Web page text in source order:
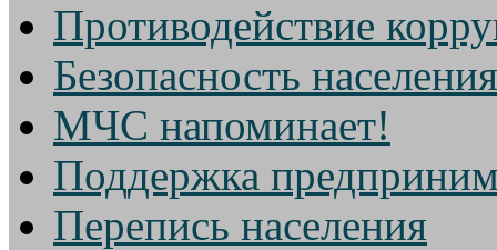
Противодействие
Безопасность населения
МЧС напоминает!
Поддержка
Перепись населения